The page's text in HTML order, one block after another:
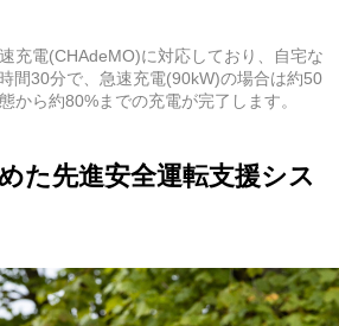
充電(CHAdeMO)に対応しており、自宅な
間30分で、急速充電(90kW)の場合は約50
から約80%までの充電が完了します。
た先進安全運転支援シス